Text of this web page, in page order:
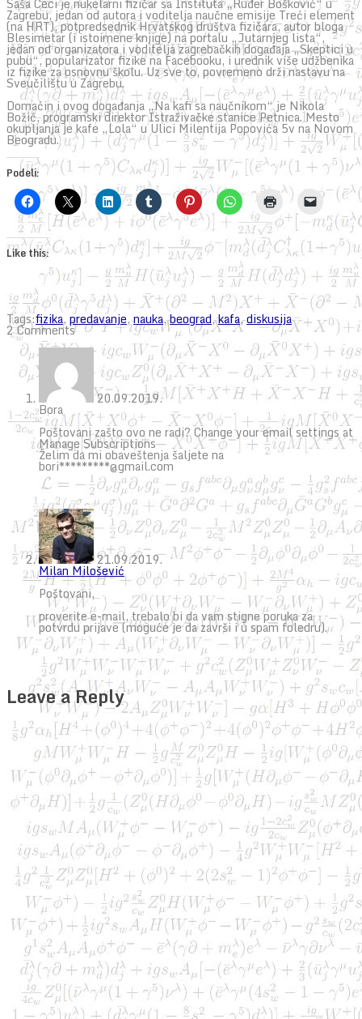
Zagrebu, jedan od autora i voditelja naučne emisije Treći element
(na HRT), potpredsednik Hrvatskog društva fizičara, autor bloga
Blesimetar (i istoimene knjige) na portalu „Jutarnjeg lista“,
jedan od organizatora i voditelja zagrebačkih događaja „Skeptici u
pubu“, popularizator fizike na Facebooku, i urednik više udžbenika
iz fizike za osnovnu školu. Uz sve to, povremeno drži nastavu na
Sveučilištu u Zagrebu.
Domaćin i ovog događanja „Na kafi sa naučnikom“ je Nikola
Božić, programski direktor Istraživačke stanice Petnica. Mesto
okupljanja je kafe „Lola“ u Ulici Milentija Popovića 5v na Novom
Beogradu.
Podeli:
Like this:
Tags:fizika, predavanje,nauka,beograd,kafa,diskusija
2 Comments
20.09.2019.
Bora
Poštovani zašto ovo ne radi? Change your email settings at
Manage Subscriptions
Želim da mi obaveštenja šaljete na
bori*********@gmail.com
21.09.2019.
Milan Milošević
Poštovani,
proverite e-mail, trebalo bi da vam stigne poruka za
potvrdu prijave (moguće je da završi i u spam foledru).
Leave a Reply